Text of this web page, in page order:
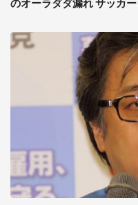
のオーラダダ漏れ サッカ